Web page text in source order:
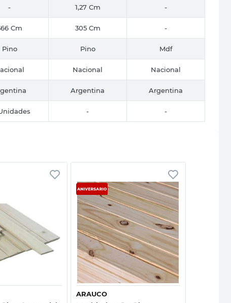
- 1,27 Cm -
Cm 305 Cm -
Pino Pino Mdf
Nacional Nacional
Argentina Argentina
- -
rápida Vista rápida
ARAUCO